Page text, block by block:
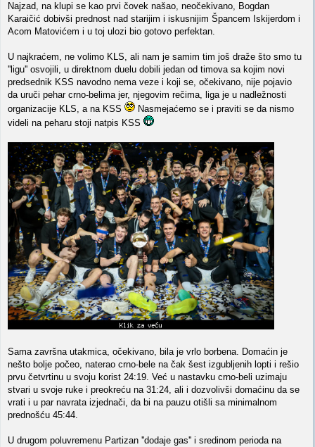
Najzad, na klupi se kao prvi čovek našao, neočekivano, Bogdan
Karaičić dobivši prednost nad starijim i iskusnijim Špancem Iskijerdom i
Acom Matovićem i u toj ulozi bio gotovo perfektan.
U najkraćem, ne volimo KLS, ali nam je samim tim još draže što smo tu
''ligu'' osvojili, u direktnom duelu dobili jedan od timova sa kojim novi
predsednik KSS navodno nema veze i koji se, očekivano, nije pojavio
da uruči pehar crno-belima jer, njegovim rečima, liga je u nadležnosti
organizacije KLS, a na KSS
Nasmejaćemo se i praviti se da nismo
videli na peharu stoji natpis KSS
Sama završna utakmica, očekivano, bila je vrlo borbena. Domaćin je
nešto bolje počeo, naterao crno-bele na čak šest izgubljenih lopti i rešio
prvu četvrtinu u svoju korist 24:19. Već u nastavku crno-beli uzimaju
stvari u svoje ruke i preokreću na 31:24, ali i dozvolivši domaćinu da se
vrati i u par navrata izjednači, da bi na pauzu otišli sa minimalnom
prednošću 45:44.
U drugom poluvremenu Partizan ''dodaje gas'' i sredinom perioda na